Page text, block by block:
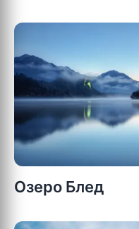
Озеро Блед